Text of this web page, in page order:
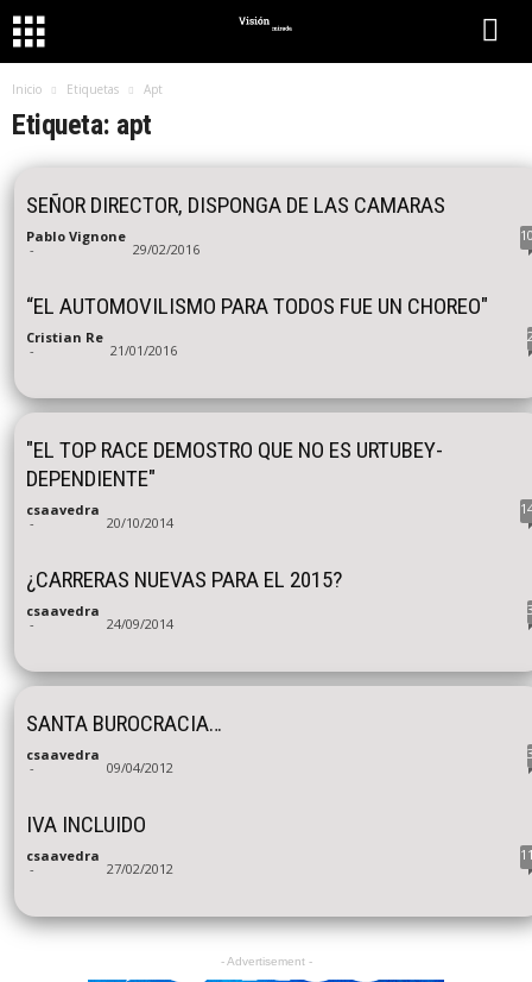
Inicio Etiquetas Apt
Etiqueta: apt
SEÑOR DIRECTOR, DISPONGA DE LAS CAMARAS
Pablo Vignone
- 29/02/2016
“EL AUTOMOVILISMO PARA TODOS FUE UN CHOREO"
Cristian Re
- 21/01/2016
"EL TOP RACE DEMOSTRO QUE NO ES URTUBEY-
DEPENDIENTE"
csaavedra
- 20/10/2014
¿CARRERAS NUEVAS PARA EL 2015?
csaavedra
- 24/09/2014
SANTA BUROCRACIA…
csaavedra
- 09/04/2012
IVA INCLUIDO
csaavedra
- 27/02/2012
- Advertisement -